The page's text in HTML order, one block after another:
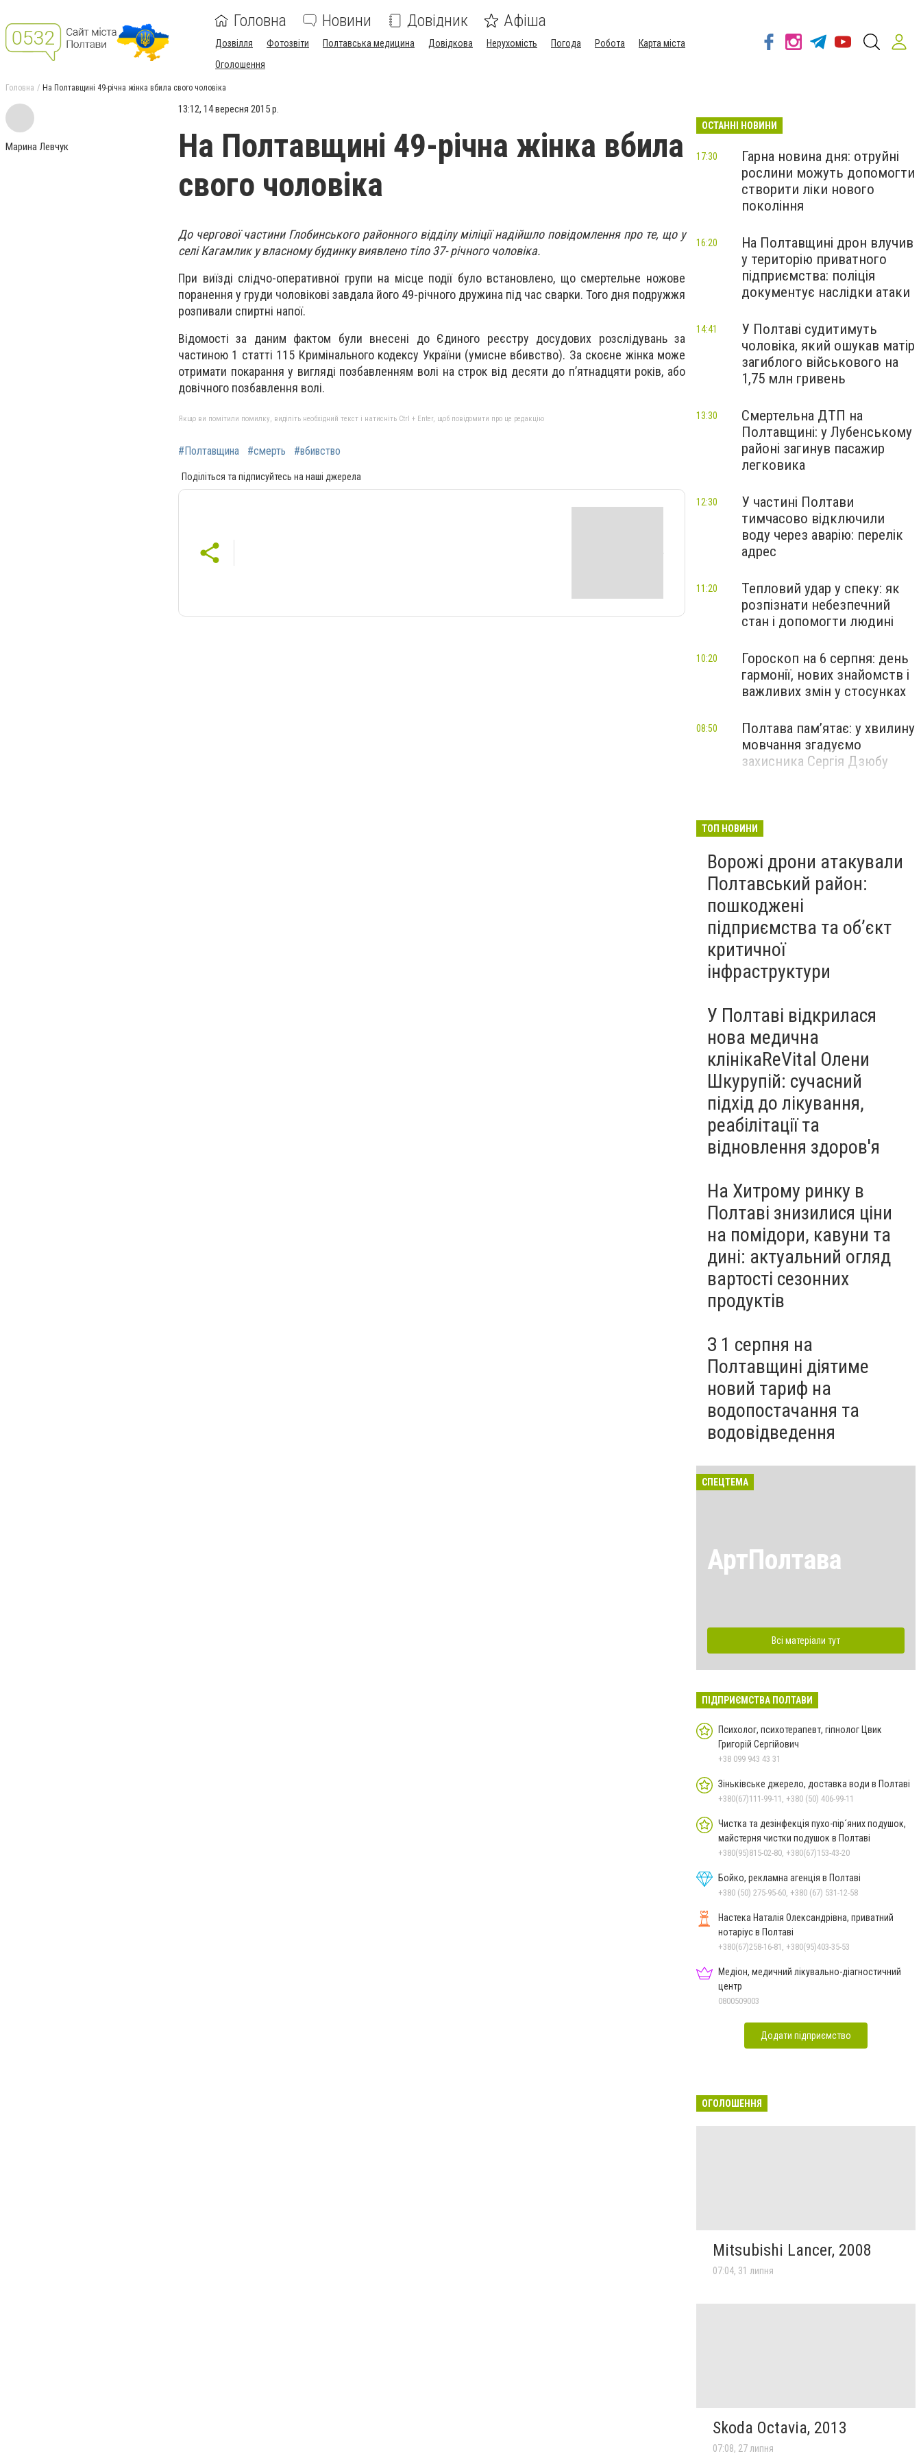
Головна Новини Довідник Афіша
Дозвілля Фотозвіти Полтавська медицина Довідкова Нерухомість Погода Робота
Карта міста
Оголошення
Головна На Полтавщині 49-річна жінка вбила свого чоловіка
Марина Левчук
13:12, 14 вересня 2015 р.
На Полтавщині 49-річна жінка вбила
свого чоловіка
До чергової частини Глобинського районного відділу міліції надійшло повідомлення про те, що у
селі Кагамлик у власному будинку виявлено тіло 37- річного чоловіка.
При виїзді слідчо-оперативної групи на місце події було встановлено, що смертельне ножове
поранення у груди чоловікові завдала його 49-річного дружина під час сварки. Того дня подружжя
розпивали спиртні напої.
Відомості за даним фактом були внесені до Єдиного реєстру досудових розслідувань за
частиною 1 статті 115 Кримінального кодексу України (умисне вбивство). За скоєне жінка може
отримати покарання у вигляді позбавленням волі на строк від десяти до п’ятнадцяти років, або
довічного позбавлення волі.
Якщо ви помітили помилку, виділіть необхідний текст і натисніть Ctrl + Enter, щоб повідомити про це редакцію
#Полтавщина #смерть #вбивство
Поділіться та підписуйтесь на наші джерела
ОСТАННІ НОВИНИ
Гарна новина дня: отруйні
рослини можуть допомогти
створити ліки нового
покоління
17:30
На Полтавщині дрон влучив
у територію приватного
підприємства: поліція
документує наслідки атаки
16:20
У Полтаві судитимуть
чоловіка, який ошукав матір
загиблого військового на
1,75 млн гривень
14:41
Смертельна ДТП на
Полтавщині: у Лубенському
районі загинув пасажир
легковика
13:30
У частині Полтави
тимчасово відключили
воду через аварію: перелік
адрес
12:30
Тепловий удар у спеку: як
розпізнати небезпечний
стан і допомогти людині
11:20
Гороскоп на 6 серпня: день
гармонії, нових знайомств і
важливих змін у стосунках
10:20
Полтава пам’ятає: у хвилину
мовчання згадуємо
захисника Сергія Дзюбу
08:50
ТОП НОВИНИ
Ворожі дрони атакували
Полтавський район:
пошкоджені
підприємства та об’єкт
критичної
інфраструктури
У Полтаві відкрилася
нова медична
клінікаReVital Олени
Шкурупій: сучасний
підхід до лікування,
реабілітації та
відновлення здоров'я
На Хитрому ринку в
Полтаві знизилися ціни
на помідори, кавуни та
дині: актуальний огляд
вартості сезонних
продуктів
З 1 серпня на
Полтавщині діятиме
новий тариф на
водопостачання та
водовідведення
СПЕЦТЕМА
АртПолтава
Всі матеріали тут
ПІДПРИЄМСТВА ПОЛТАВИ
Психолог, психотерапевт, гіпнолог Цвик
Григорій Сергійович
+38 099 943 43 31
Зіньківське джерело, доставка води в Полтаві
+380(67)111-99-11, +380 (50) 406-99-11
Чистка та дезінфекція пухо-пір´яних подушок,
майстерня чистки подушок в Полтаві
+380(95)815-02-80, +380(67)153-43-20
Бойко, рекламна агенція в Полтаві
+380 (50) 275-95-60, +380 (67) 531-12-58
Настека Наталія Олександрівна, приватний
нотаріус в Полтаві
+380(67)258-16-81, +380(95)403-35-53
Медіон, медичний лікувально-діагностичний
центр
0800509003
Додати підприємство
ОГОЛОШЕННЯ
Mitsubishi Lancer, 2008
07:04, 31 липня
Skoda Octavia, 2013
07:08, 27 липня